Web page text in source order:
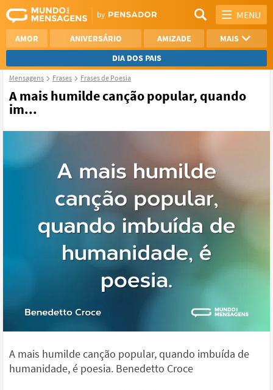
MENU
AMOR ANIVERSÁRIO AMIZADE
MAIS
DIA DOS PAIS
REFLEXÃO
AGRADECIMENTO
Mensagens Frases Frases de Poesia
A mais humilde canção popular, quando
im...
A mais humilde canção popular, quando imbuída de
humanidade, é poesia. Benedetto Croce